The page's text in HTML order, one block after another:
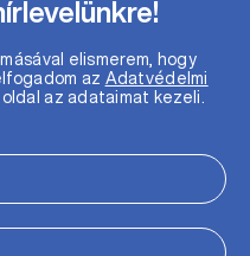
elismerem, hogy
az Adatvédelmi
oldal az adataimat kezeli.